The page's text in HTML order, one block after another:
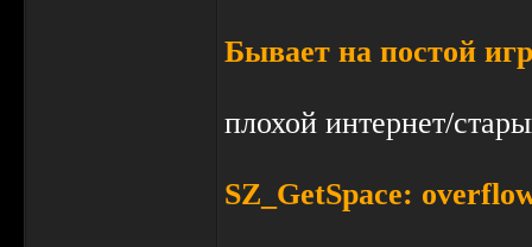
Бывает на постой
плохой интернет/
SZ_GetSpace: